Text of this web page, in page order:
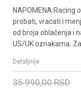
NAPOMENA:Racing
probati, vraćati i
od broja oblačenja i
US/UK oznakama.
Detaljnije
35.990,00 RSD